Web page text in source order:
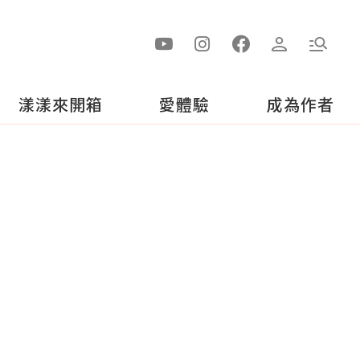
漾漾來開箱 愛體驗 成為作者